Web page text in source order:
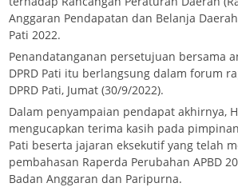
Anggaran Pendapatan dan Belanja
Pati 2022.
Penandatanganan persetujuan bersama
DPRD Pati itu berlangsung dalam forum
DPRD Pati, Jumat (30/9/2022).
Dalam penyampaian pendapat akhirnya,
mengucapkan terima kasih pada
Pati beserta jajaran eksekutif yang telah
pembahasan Raperda Perubahan APBD
Badan Anggaran dan Paripurna.